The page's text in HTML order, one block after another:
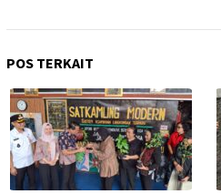
POS TERKAIT